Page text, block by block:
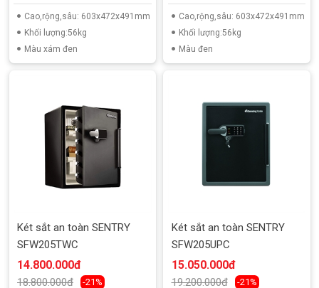
Cao,rộng,sâu: 603x472x491mm
Khối lượng:56kg
Màu xám đen
Cao,rộng,sâu: 603x472x491mm
Khối lượng:56kg
Màu đen
Két sắt an toàn SENTRY
SFW205TWC
14.800.000đ
18.800.000đ -21%
Két sắt an toàn SENTRY
SFW205UPC
15.050.000đ
19.200.000đ -21%